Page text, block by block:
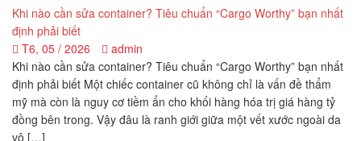
Khi nào cần sửa container? Tiêu chuẩn “Cargo Worthy” bạn nhất
định phải biết
T6, 05 / 2026
admin
Khi nào cần sửa container? Tiêu chuẩn “Cargo Worthy” bạn nhất
định phải biết Một chiếc container cũ không chỉ là vấn đề thẩm
mỹ mà còn là nguy cơ tiềm ẩn cho khối hàng hóa trị giá hàng tỷ
đồng bên trong. Vậy đâu là ranh giới giữa một vết xước ngoài da
vô […]